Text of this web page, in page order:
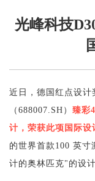
光峰科技
近日，德国红点设计
（688007.SH） 臻彩
计，荣获此项国际设
的世界首款100 英
计的奥林匹克"的设计